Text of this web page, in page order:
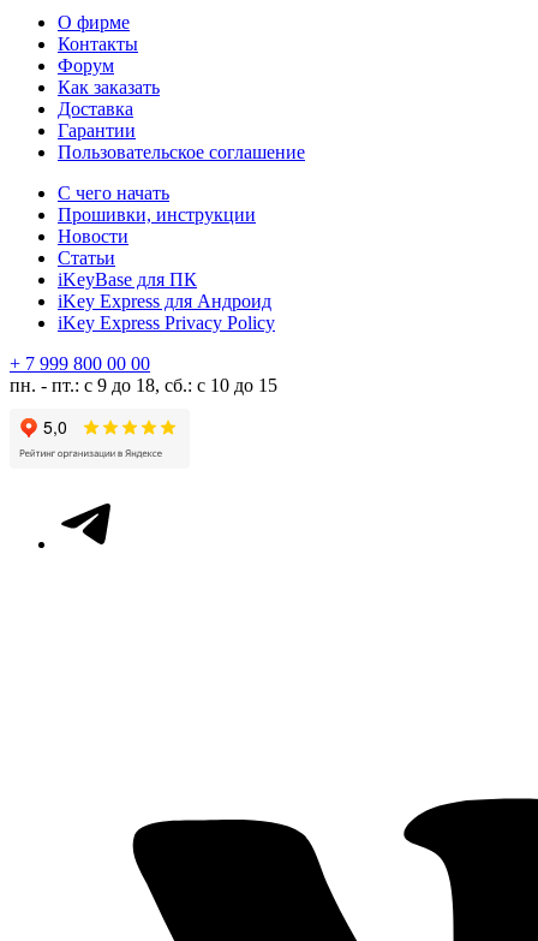
О фирме
Контакты
Форум
Как заказать
Доставка
Гарантии
Пользовательское соглашение
С чего начать
Прошивки, инструкции
Новости
Статьи
iKeyBase для ПК
iKey Express для Андроид
iKey Express Privacy Policy
+ 7 999 800 00 00
пн. - пт.: с 9 до 18, сб.: с 10 до 15